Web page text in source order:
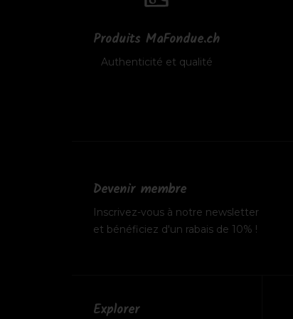
Produits MaFondue.ch
Authenticité et qualité
Devenir membre
Inscrivez-vous à notre newsletter
et bénéficiez d'un rabais de 10% !
Explorer